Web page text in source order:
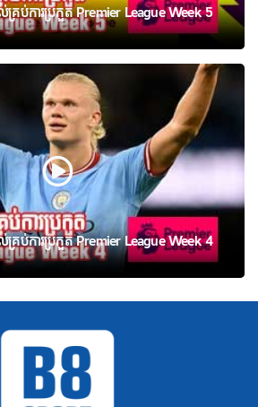
រប់ការប្រកួត Premier League Week 5
រប់ការប្រកួត Premier League Week 4